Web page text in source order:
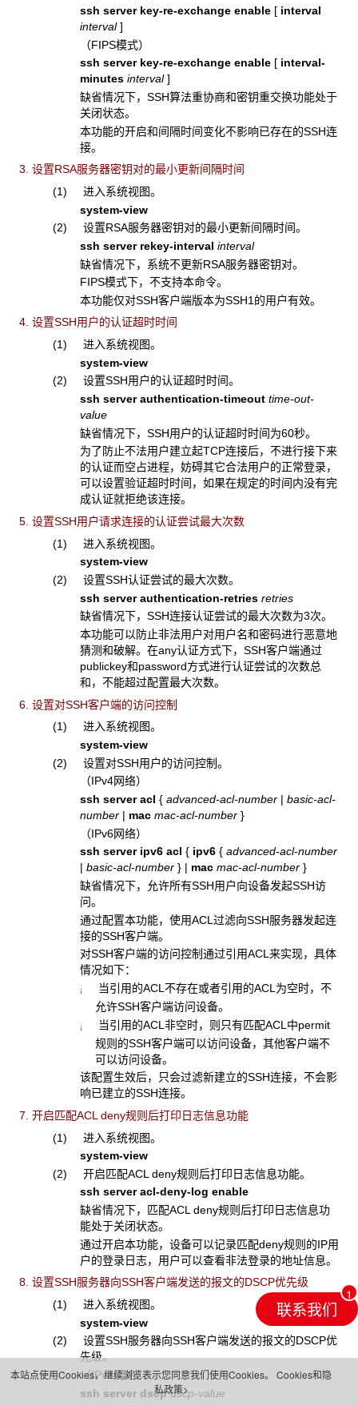
ssh server key-re-exchange enable [ interval
interval ]
（FIPS模式）
ssh server key-re-exchange enable [ interval-
minutes interval]
缺省情况下，SSH算法重协商和密钥重交换功能处于
关闭状态。
本功能的开启和间隔时间变化不影响已存在的SSH连
接。
3. 设置RSA服务器密钥对的最小更新间隔时间
(1) 进入系统视图。
system-view
(2) 设置RSA服务器密钥对的最小更新间隔时间。
ssh server rekey-interval interval
缺省情况下，系统不更新RSA服务器密钥对。
FIPS模式下，不支持本命令。
本功能仅对SSH客户端版本为SSH1的用户有效。
4. 设置SSH用户的认证超时时间
(1) 进入系统视图。
system-view
(2) 设置SSH用户的认证超时时间。
ssh server authentication-timeout time-out-
value
缺省情况下，SSH用户的认证超时时间为60秒。
为了防止不法用户建立起TCP连接后，不进行接下来
的认证而空占进程，妨碍其它合法用户的正常登录，
可以设置验证超时时间，如果在规定的时间内没有完
成认证就拒绝该连接。
5. 设置SSH用户请求连接的认证尝试最大次数
(1) 进入系统视图。
system-view
(2) 设置SSH认证尝试的最大次数。
ssh server authentication-retries retries
缺省情况下，SSH连接认证尝试的最大次数为3次。
本功能可以防止非法用户对用户名和密码进行恶意地
猜测和破解。在any认证方式下，SSH客户端通过
publickey和password方式进行认证尝试的次数总
和，不能超过配置最大次数。
6. 设置对SSH客户端的访问控制
(1) 进入系统视图。
system-view
(2) 设置对SSH用户的访问控制。
（IPv4网络）
ssh server acl { advanced-acl-number | basic-acl-
number | mac mac-acl-number }
（IPv6网络）
ssh server ipv6 acl {ipv6 { advanced-acl-number
| basic-acl-number } | mac mac-acl-number }
缺省情况下，允许所有SSH用户向设备发起SSH访
问。
通过配置本功能，使用ACL过滤向SSH服务器发起连
接的SSH客户端。
对SSH客户端的访问控制通过引用ACL来实现，具体
情况如下：
¡
当引用的ACL不存在或者引用的ACL为空时，不
允许SSH客户端访问设备。
¡
当引用的ACL非空时，则只有匹配ACL中permit
规则的SSH客户端可以访问设备，其他客户端不
可以访问设备。
该配置生效后，只会过滤新建立的SSH连接，不会影
响已建立的SSH连接。
7. 开启匹配ACL deny规则后打印日志信息功能
(1) 进入系统视图。
system-view
(2) 开启匹配ACL deny规则后打印日志信息功能。
ssh server acl-deny-log enable
缺省情况下，匹配ACL deny规则后打印日志信息功
能处于关闭状态。
通过开启本功能，设备可以记录匹配deny规则的IP用
户的登录日志，用户可以查看非法登录的地址信息。
8. 设置SSH服务器向SSH客户端发送的报文的DSCP优先级
(1) 进入系统视图。
system-view
(2) 设置SSH服务器向SSH客户端发送的报文的DSCP优
先级。
（IPv4网络）
ssh server dscpdscp-value
联系我们
本站点使用Cookies，继续浏览表示您同意我们使用Cookies。 Cookies和隐
私政策>